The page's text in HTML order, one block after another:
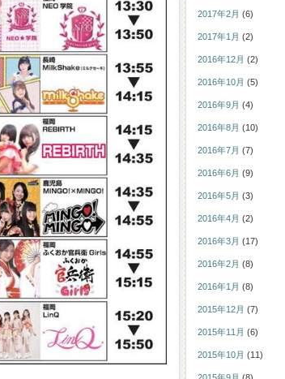
2017年2月 (6)
2017年1月 (2)
2016年12月 (2)
2016年10月 (5)
2016年9月 (4)
2016年8月 (10)
2016年7月 (7)
2016年6月 (9)
2016年5月 (3)
2016年4月 (2)
2016年3月 (17)
2016年2月 (8)
2016年1月 (8)
2015年12月 (7)
2015年11月 (6)
2015年10月 (11)